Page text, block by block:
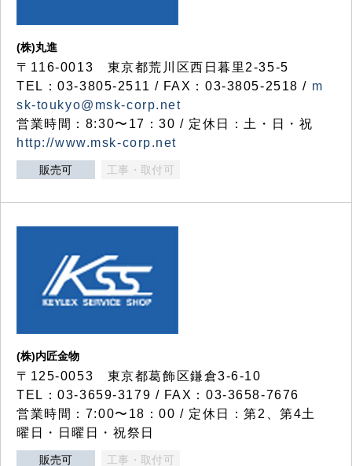
(株)丸進
〒116-0013 東京都荒川区西日暮里2-35-5
TEL：03-3805-2511 / FAX：03-3805-2518 / m
sk-toukyo@msk-corp.net
営業時間：8:30〜17：30 / 定休日：土・日・祝
http://www.msk-corp.net
販売可 工事・取付可
(株)内匠金物
〒125-0053 東京都葛飾区鎌倉3-6-10
TEL：03-3659-3179 / FAX：03-3658-7676
営業時間：7:00〜18：00 / 定休日：第2、第4土
曜日・日曜日・祝祭日
販売可 工事・取付可